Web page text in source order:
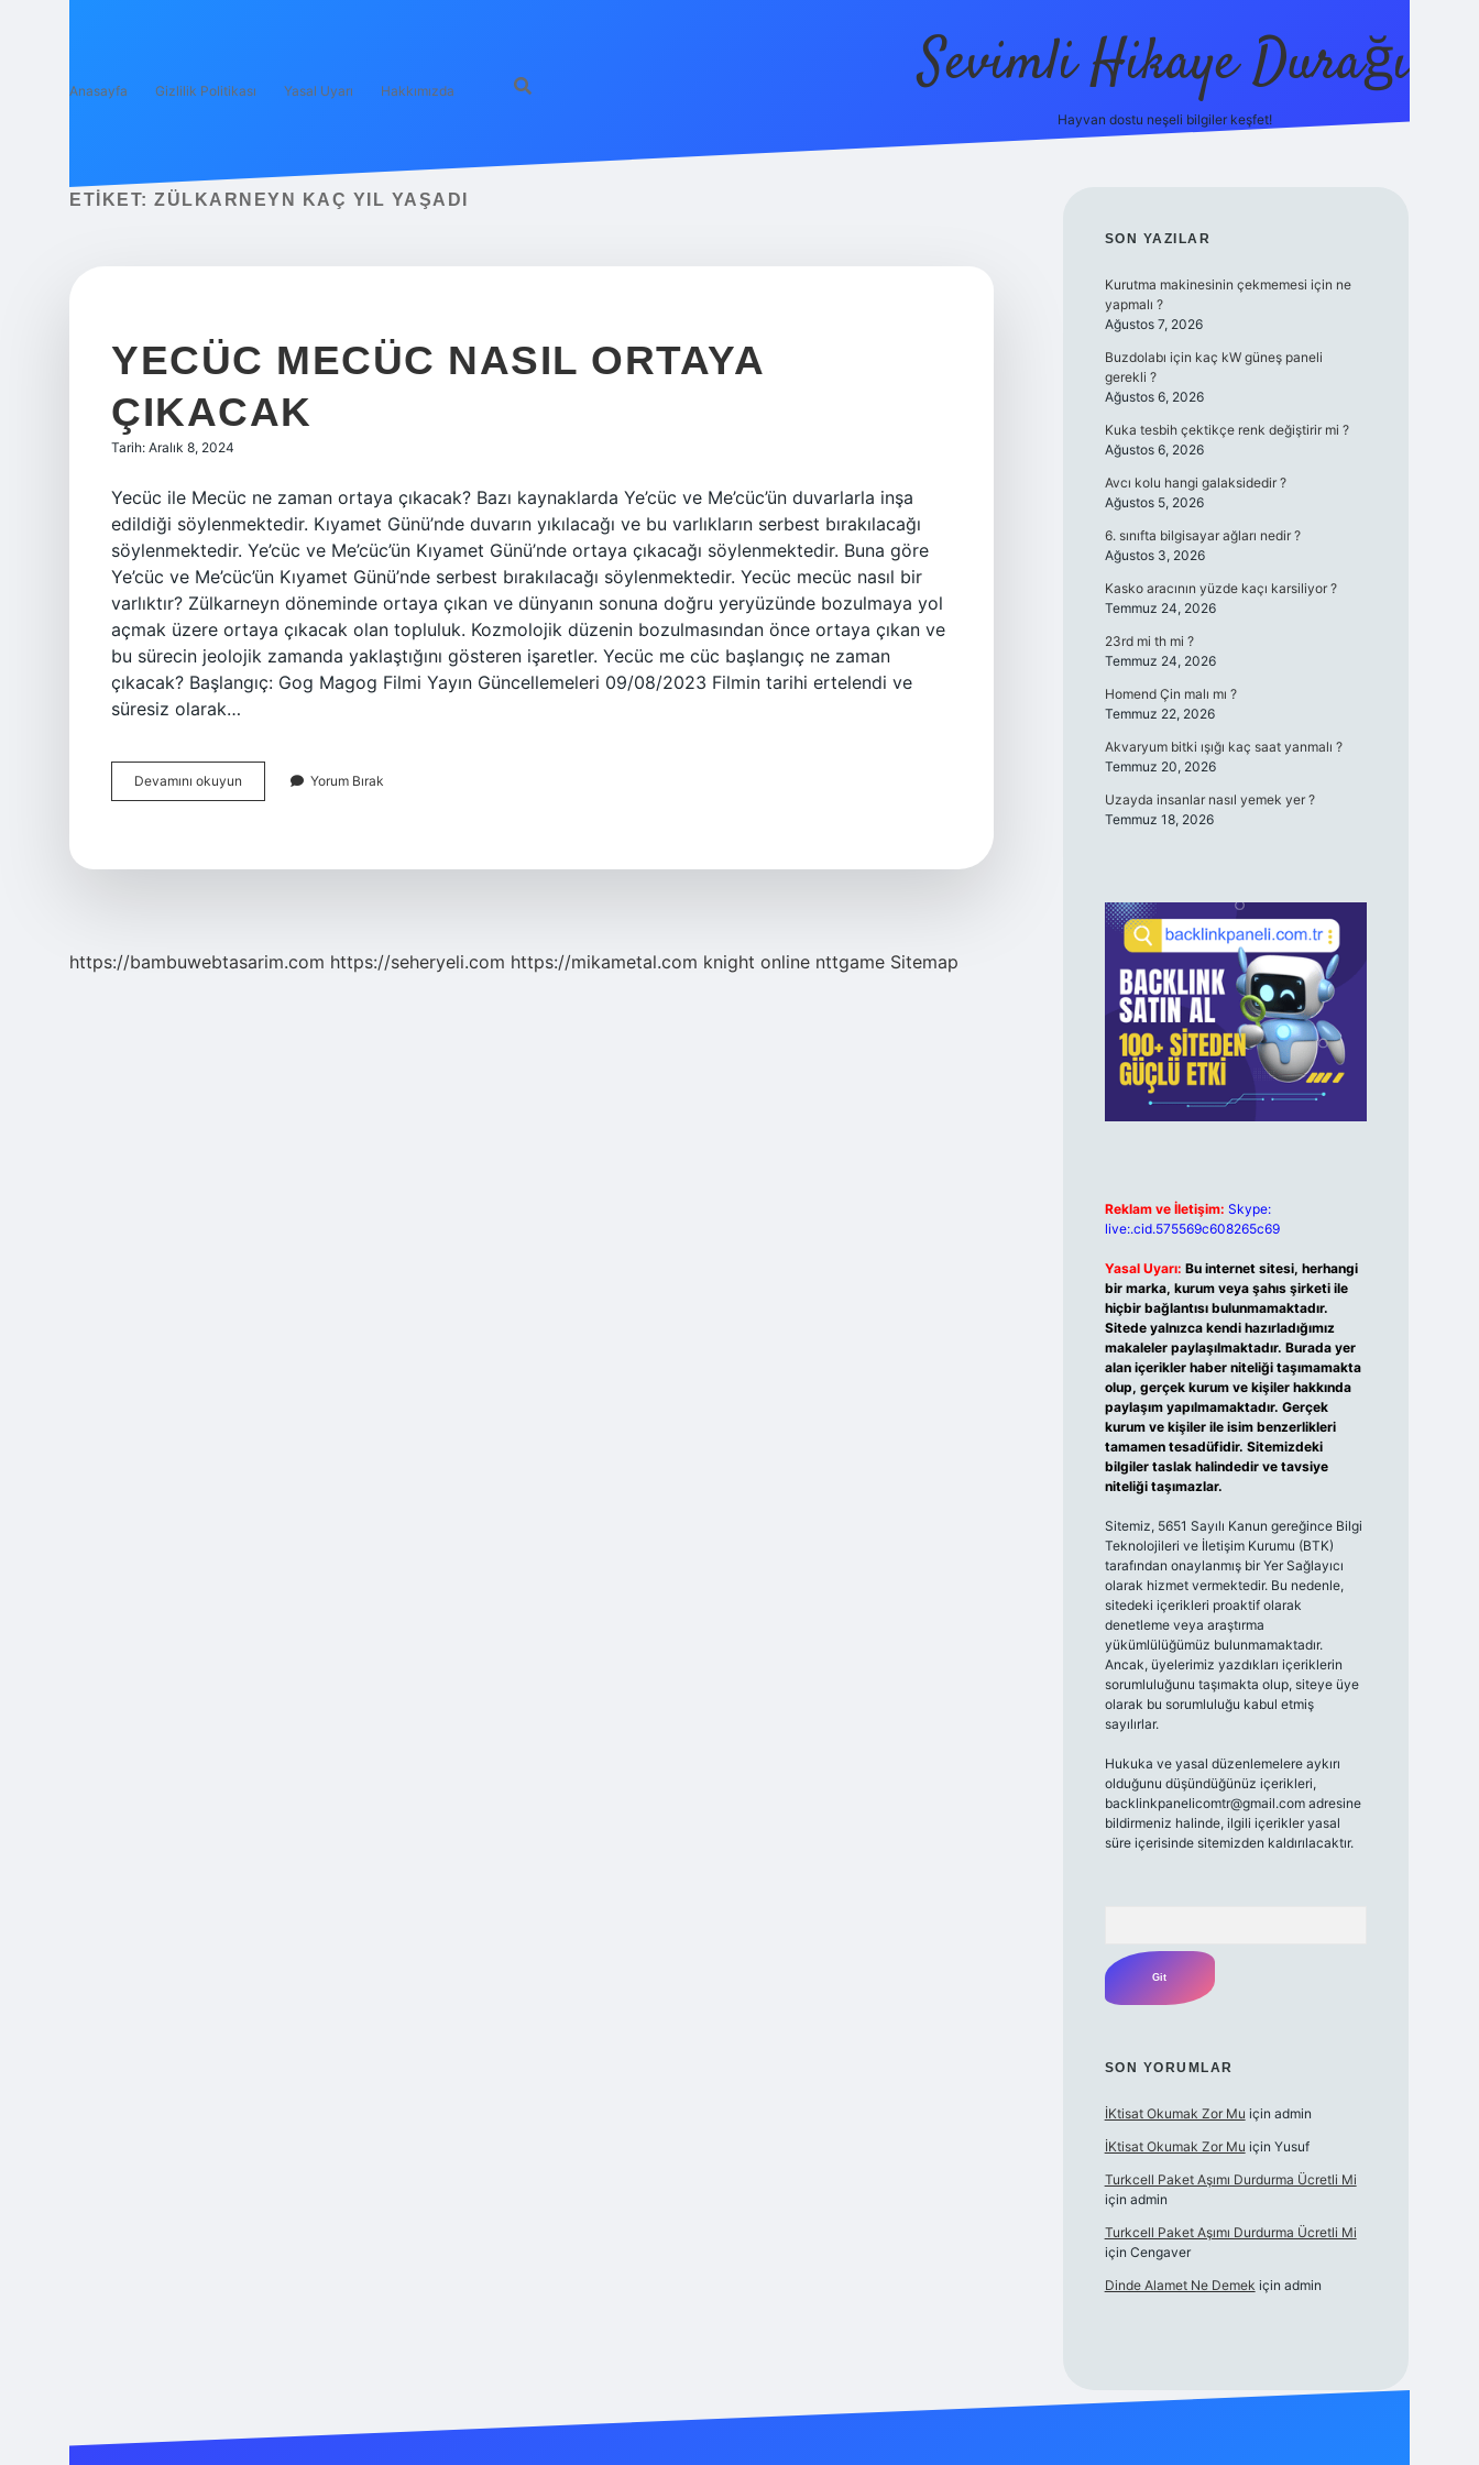
Anasayfa Gizlilik Politikası Yasal Uyarı Hakkımızda Sevimli Hikaye Durağı
Hayvan dostu neşeli bilgiler keşfet!
ETIKET: ZÜLKARNEYN KAÇ YIL YAŞADI
YECÜC MECÜC NASIL ORTAYA
ÇIKACAK
Tarih: Aralık 8, 2024
Yecüc ile Mecüc ne zaman ortaya çıkacak? Bazı kaynaklarda Ye’cüc ve Me’cüc’ün duvarlarla inşa
edildiği söylenmektedir. Kıyamet Günü’nde duvarın yıkılacağı ve bu varlıkların serbest bırakılacağı
söylenmektedir. Ye’cüc ve Me’cüc’ün Kıyamet Günü’nde ortaya çıkacağı söylenmektedir. Buna göre
Ye’cüc ve Me’cüc’ün Kıyamet Günü’nde serbest bırakılacağı söylenmektedir. Yecüc mecüc nasıl bir
varlıktır? Zülkarneyn döneminde ortaya çıkan ve dünyanın sonuna doğru yeryüzünde bozulmaya yol
açmak üzere ortaya çıkacak olan topluluk. Kozmolojik düzenin bozulmasından önce ortaya çıkan ve
bu sürecin jeolojik zamanda yaklaştığını gösteren işaretler. Yecüc me cüc başlangıç ne zaman
çıkacak? Başlangıç: Gog Magog Filmi Yayın Güncellemeleri 09/08/2023 Filmin tarihi ertelendi ve
süresiz olarak…
Devamını okuyun
Mecüc
Yorum Bırak
https://bambuwebtasarim.com https://seheryeli.com https://mikametal.com knight online nttgame Sitemap
SIDEBAR
SON YAZILAR
Kurutma makinesinin çekmemesi için ne
yapmalı ?
Ağustos 7, 2026
Buzdolabı için kaç kW güneş paneli
gerekli ?
Ağustos 6, 2026
Kuka tesbih çektikçe renk değiştirir mi ?
Ağustos 6, 2026
Avcı kolu hangi galaksidedir ?
Ağustos 5, 2026
6. sınıfta bilgisayar ağları nedir ?
Ağustos 3, 2026
Kasko aracının yüzde kaçı karsiliyor ?
Temmuz 24, 2026
23rd mi th mi ?
Temmuz 24, 2026
Homend Çin malı mı ?
Temmuz 22, 2026
Akvaryum bitki ışığı kaç saat yanmalı ?
Temmuz 20, 2026
Uzayda insanlar nasıl yemek yer ?
Temmuz 18, 2026
Reklam ve İletişim: Skype:
live:.cid.575569c608265c69
Yasal Uyarı: Bu internet sitesi, herhangi
bir marka, kurum veya şahıs şirketi ile
hiçbir bağlantısı bulunmamaktadır.
Sitede yalnızca kendi hazırladığımız
makaleler paylaşılmaktadır. Burada yer
alan içerikler haber niteliği taşımamakta
olup, gerçek kurum ve kişiler hakkında
paylaşım yapılmamaktadır. Gerçek
kurum ve kişiler ile isim benzerlikleri
tamamen tesadüfidir. Sitemizdeki
bilgiler taslak halindedir ve tavsiye
niteliği taşımazlar.
Sitemiz, 5651 Sayılı Kanun gereğince Bilgi
Teknolojileri ve İletişim Kurumu (BTK)
tarafından onaylanmış bir Yer Sağlayıcı
olarak hizmet vermektedir. Bu nedenle,
sitedeki içerikleri proaktif olarak
denetleme veya araştırma
yükümlülüğümüz bulunmamaktadır.
Ancak, üyelerimiz yazdıkları içeriklerin
sorumluluğunu taşımakta olup, siteye üye
olarak bu sorumluluğu kabul etmiş
sayılırlar.
Hukuka ve yasal düzenlemelere aykırı
olduğunu düşündüğünüz içerikleri,
backlinkpanelicomtr@gmail.comadresine
bildirmeniz halinde, ilgili içerikler yasal
süre içerisinde sitemizden kaldırılacaktır.
SON YORUMLAR
İKtisat Okumak Zor Mu için admin
İKtisat Okumak Zor Mu için Yusuf
Turkcell Paket Aşımı Durdurma Ücretli Mi
için admin
Turkcell Paket Aşımı Durdurma Ücretli Mi
için Cengaver
Dinde Alamet Ne Demek için admin